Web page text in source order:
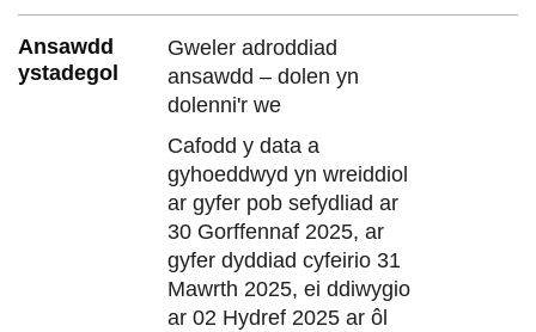
Ansawdd
ystadegol
Gweler adroddiad
ansawdd – dolen yn
dolenni'r we
Cafodd y data a
gyhoeddwyd yn wreiddiol
ar gyfer pob sefydliad ar
30 Gorffennaf 2025, ar
gyfer dyddiad cyfeirio 31
Mawrth 2025, ei ddiwygio
ar 02 Hydref 2025 ar ôl